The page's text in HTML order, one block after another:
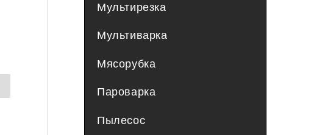
Мультирезка
Мультиварка
Мясорубка
Пароварка
Пылесос